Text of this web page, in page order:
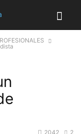
2
2042